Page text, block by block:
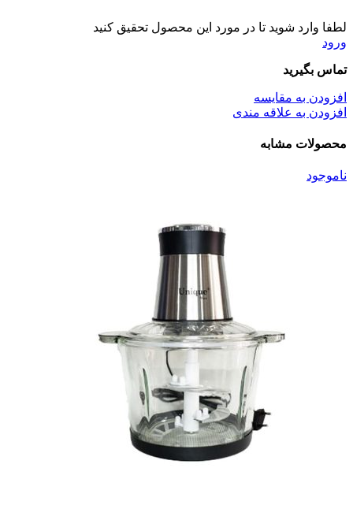
لطفا وارد شوید تا در مورد این محصول تحقیق کنید
ورود
تماس بگیرید
افزودن به مقایسه
افزودن به علاقه مندی
محصولات مشابه
ناموجود